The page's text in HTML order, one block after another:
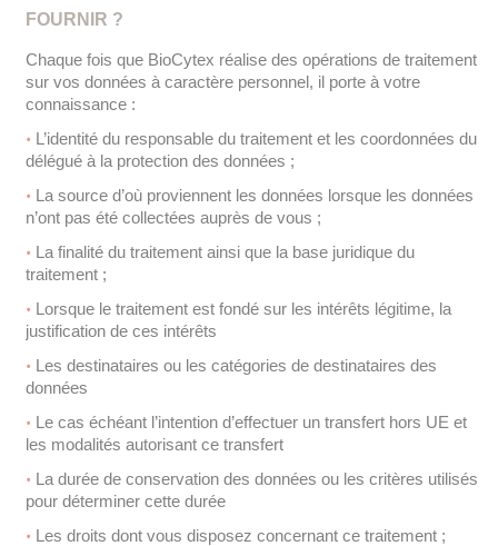
FOURNIR ?
Chaque fois que BioCytex réalise des opérations de traitement
sur vos données à caractère personnel, il porte à votre
connaissance :
L’identité du responsable du traitement et les coordonnées du
délégué à la protection des données ;
La source d’où proviennent les données lorsque les données
n’ont pas été collectées auprès de vous ;
La finalité du traitement ainsi que la base juridique du
traitement ;
Lorsque le traitement est fondé sur les intérêts légitime, la
justification de ces intérêts
Les destinataires ou les catégories de destinataires des
données
Le cas échéant l’intention d’effectuer un transfert hors UE et
les modalités autorisant ce transfert
La durée de conservation des données ou les critères utilisés
pour déterminer cette durée
Les droits dont vous disposez concernant ce traitement ;